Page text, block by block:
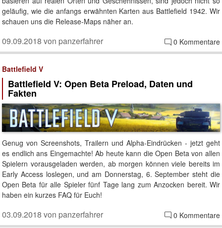
geläufig, wie die anfangs erwähnten Karten aus Battlefield 1942. Wir
schauen uns die Release-Maps näher an.
0 Kommentare
09.09.2018 von panzerfahrer
Battlefield V
Battlefield V: Open Beta Preload, Daten und
Fakten
Genug von Screenshots, Trailern und Alpha-Eindrücken - jetzt geht
es endlich ans Eingemachte! Ab heute kann die Open Beta von allen
Spielern vorausgeladen werden, ab morgen können viele bereits im
Early Access loslegen, und am Donnerstag, 6. September steht die
Open Beta für alle Spieler fünf Tage lang zum Anzocken bereit. Wir
haben ein kurzes FAQ für Euch!
0 Kommentare
03.09.2018 von panzerfahrer